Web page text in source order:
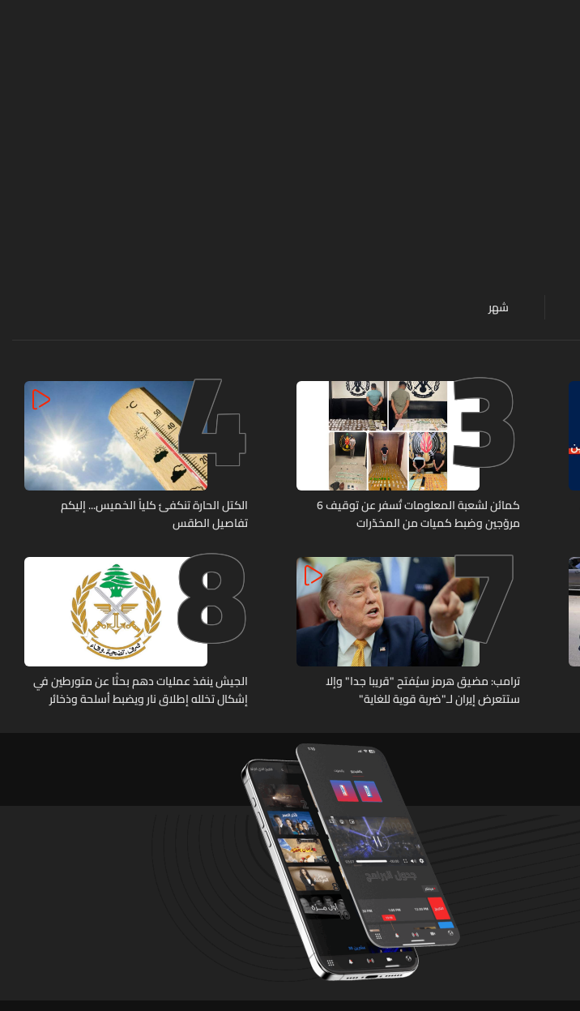
شهر
3
كمائن لشعبة المعلومات تُسفر عن توقيف 6
مروّجين وضبط كميات من المخدّرات
4
الكتل الحارة تنكفئ كلياً الخميس... إليكم
تفاصيل الطقس
7
ترامب: مضيق هرمز سيُفتح "قريبا جدا" وإلا
ستتعرض إيران لـ"ضربة قوية للغاية"
8
الجيش ينفذ عمليات دهم بحثًا عن متورطين في
إشكال تخلله إطلاق نار ويضبط أسلحة وذخائر